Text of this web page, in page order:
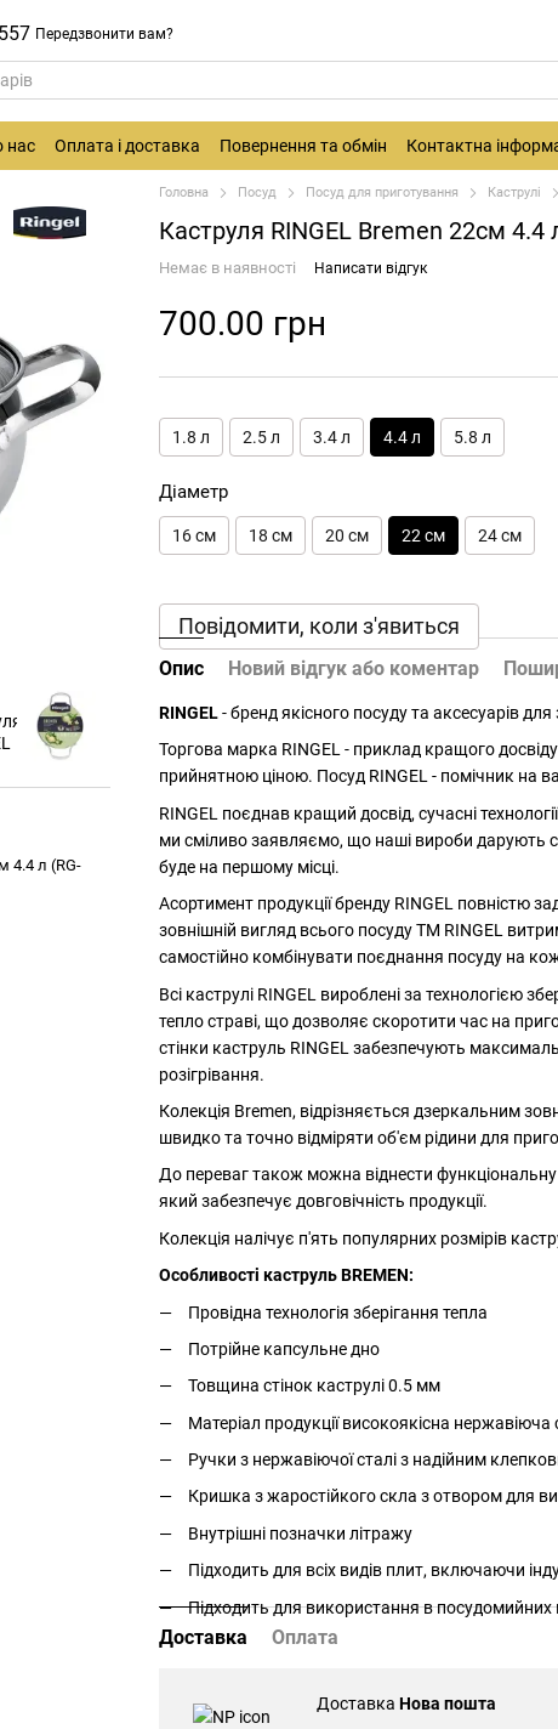
Передзвонити вам?
нас Оплата і доставка Повернення та обмін Контактна
4.4 л (RG-
Головна Посуд Посуд для приготування Каструлі
Каструля RINGEL Bremen 22см 4.4
Немає в наявності
Написати відгук
700.00 грн
1.8 л 2.5 л 3.4 л 4.4 л 5.8 л
Діаметр
16 см 18 см 20 см 22 см 24 см
Повідомити, коли з'явиться
Опис Новий відгук або коментар
RINGEL- бренд якісного посуду та аксесуарів для
Торгова марка RINGEL - приклад кращого
прийнятною ціною. Посуд RINGEL - помічник на
RINGEL поєднав кращий досвід, сучасні
ми сміливо заявляємо, що наші вироби дарують
буде на першому місці.
Асортимент продукції бренду RINGEL повністю
зовнішній вигляд всього посуду ТМ RINGEL
самостійно комбінувати поєднання посуду на
Всі каструлі RINGEL вироблені за технологією
тепло страві, що дозволяє скоротити час на
стінки каструль RINGEL забезпечують
розігрівання.
Колекція Bremen, відрізняється дзеркальним
швидко та точно відміряти об'єм рідини для
До переваг також можна віднести
який забезпечує довговічність продукції.
Колекція налічує п'ять популярних розмірів
Особливості каструль BREMEN:
Провідна технологія зберігання тепла
Потрійне капсульне дно
Товщина стінок каструлі 0.5 мм
Матеріал продукції високоякісна нержавіюча
Ручки з нержавіючої сталі з надійним
Кришка з жаростійкого скла з отвором для
Внутрішні позначки літражу
Підходить для всіх видів плит, включаючи
Підходить для використання в
Доставка Оплата
Доставка Нова пошта